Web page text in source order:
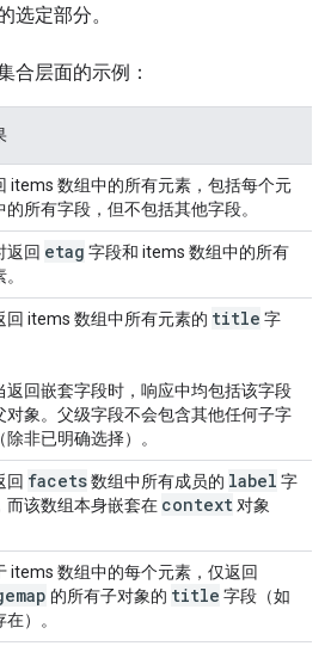
选定部分。
合层面的示例：
items 数组中的所有元素，包括每个元
的所有字段，但不包括其他字段。
返回 etag 字段和 items 数组中的所有
回 items 数组中所有元素的 title 字
返回嵌套字段时，响应中均包括该字段
对象。父级字段不会包含其他任何子字
除非已明确选择）。
回 facets数组中所有成员的 label 字
而该数组本身嵌套在 context 对象
items 数组中的每个元素，仅返回
的所有子对象的 title 字段（如
）。